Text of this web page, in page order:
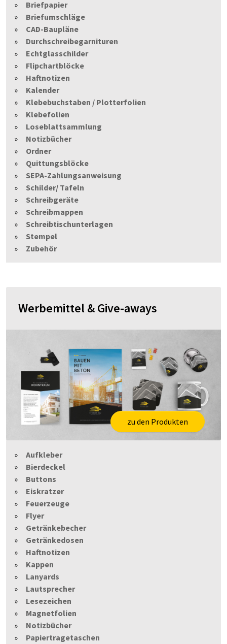
Briefpapier
Briefumschläge
CAD-Baupläne
Durchschreibegarnituren
Echtglasschilder
Flipchartblöcke
Haftnotizen
Kalender
Klebebuchstaben / Plotterfolien
Klebefolien
Loseblattsammlung
Notizbücher
Ordner
Quittungsblöcke
SEPA-Zahlungsanweisung
Schilder/ Tafeln
Schreibgeräte
Schreibmappen
Schreibtischunterlagen
Stempel
Zubehör
Werbemittel & Give-aways
zu den Produkten
Aufkleber
Bierdeckel
Buttons
Eiskratzer
Feuerzeuge
Flyer
Getränkebecher
Getränkedosen
Haftnotizen
Kappen
Lanyards
Lautsprecher
Lesezeichen
Magnetfolien
Notizbücher
Papiertragetaschen